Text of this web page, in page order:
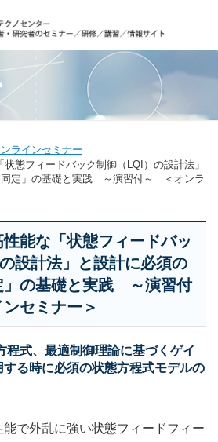
ラインセミナー
態フィードバック制御（LQI）の設計法」
同定」の基礎と実践 ～演習付～ ＜オンラ
能な「状態フィードバッ
設計法」と設計に必須の
」の基礎と実践 ～演習付
セミナー＞
程式、最適制御理論に基づくゲイ
る時に必須の状態方程式モデルの
能で外乱に強い状態フィードフィー